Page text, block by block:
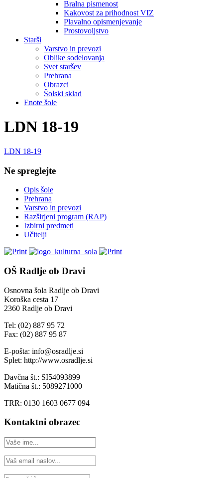
Bralna pismenost
Kakovost za prihodnost VIZ
Plavalno opismenjevanje
Prostovoljstvo
Starši
Varstvo in prevozi
Oblike sodelovanja
Svet staršev
Prehrana
Obrazci
Šolski sklad
Enote šole
LDN 18-19
LDN 18-19
Ne spreglejte
Opis šole
Prehrana
Varstvo in prevozi
Razširjeni program (RAP)
Izbirni predmeti
Učitelji
OŠ Radlje ob Dravi
Osnovna šola Radlje ob Dravi
Koroška cesta 17
2360 Radlje ob Dravi
Tel: (02) 887 95 72
Fax: (02) 887 95 87
E-pošta: info@osradlje.si
Splet: http://www.osradlje.si
Davčna št.: SI54093899
Matična št.: 5089271000
TRR: 0130 1603 0677 094
Kontaktni obrazec